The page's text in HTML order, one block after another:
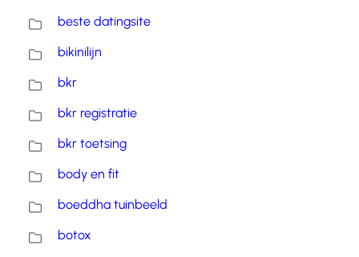
beste datingsite
bikinilijn
bkr
bkr registratie
bkr toetsing
body en fit
boeddha tuinbeeld
botox